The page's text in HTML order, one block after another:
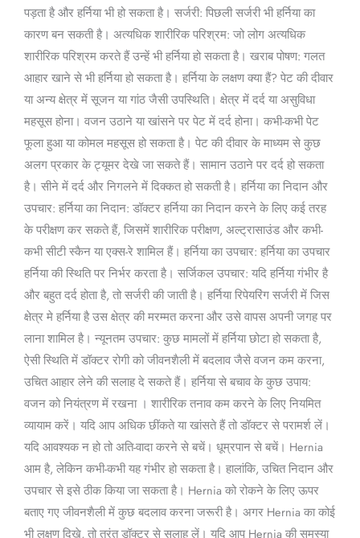
पड़ता है और हर्निया भी हो सकता है। सर्जरी: पिछली सर्जरी भी हर्निया का
कारण बन सकती है। अत्यधिक शारीरिक परिश्रम: जो लोग अत्यधिक
शारीरिक परिश्रम करते हैं उन्हें भी हर्निया हो सकता है। खराब पोषण: गलत
आहार खाने से भी हर्निया हो सकता है। हर्निया के लक्षण क्या हैं? पेट की दीवार
या अन्य क्षेत्र में सूजन या गांठ जैसी उपस्थिति। क्षेत्र में दर्द या असुविधा
महसूस होना। वजन उठाने या खांसने पर पेट में दर्द होना। कभी-कभी पेट
फूला हुआ या कोमल महसूस हो सकता है। पेट की दीवार के माध्यम से कुछ
अलग प्रकार के ट्यूमर देखे जा सकते हैं। सामान उठाने पर दर्द हो सकता
है। सीने में दर्द और निगलने में दिक्कत हो सकती है। हर्निया का निदान और
उपचार: हर्निया का निदान: डॉक्टर हर्निया का निदान करने के लिए कई तरह
के परीक्षण कर सकते हैं, जिसमें शारीरिक परीक्षण, अल्ट्रासाउंड और कभी-
कभी सीटी स्कैन या एक्स-रे शामिल हैं। हर्निया का उपचार: हर्निया का उपचार
हर्निया की स्थिति पर निर्भर करता है। सर्जिकल उपचार: यदि हर्निया गंभीर है
और बहुत दर्द होता है, तो सर्जरी की जाती है। हर्निया रिपेयरिंग सर्जरी में जिस
क्षेत्र मे हर्निया है उस क्षेत्र की मरम्मत करना और उसे वापस अपनी जगह पर
लाना शामिल है। न्यूनतम उपचार: कुछ मामलों में हर्निया छोटा हो सकता है,
ऐसी स्थिति में डॉक्टर रोगी को जीवनशैली में बदलाव जैसे वजन कम करना,
उचित आहार लेने की सलाह दे सकते हैं। हर्निया से बचाव के कुछ उपाय:
वजन को नियंत्रण में रखना । शारीरिक तनाव कम करने के लिए नियमित
व्यायाम करें। यदि आप अधिक छींकते या खांसते हैं तो डॉक्टर से परामर्श लें।
यदि आवश्यक न हो तो अति-वादा करने से बचें। धूम्रपान से बचें। Hernia
आम है, लेकिन कभी-कभी यह गंभीर हो सकता है। हालांकि, उचित निदान और
उपचार से इसे ठीक किया जा सकता है। Hernia को रोकने के लिए ऊपर
बताए गए जीवनशैली में कुछ बदलाव करना जरूरी है। अगर Hernia का कोई
भी लक्षण दिखे, तो तुरंत डॉक्टर से सलाह लें। यदि आप Hernia की समस्या